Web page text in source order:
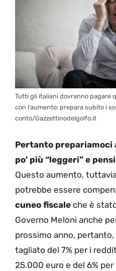
Tutti gli italiani dovranno pagare
con l’aumento: prepara subito i
conto/Gazzettinodelgolfo.it
Pertanto prepariamoci
po’ più “leggeri” e
Questo aumento,
potrebbe essere
cuneo fiscale che è
Governo Meloni anche
prossimo anno,
tagliato del 7% per i
25.000 euro e del 6%